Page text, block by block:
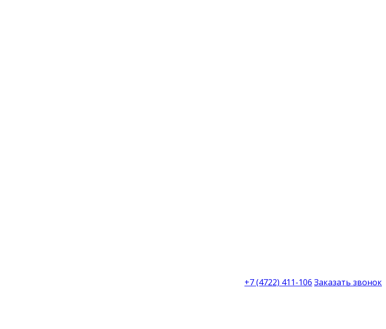
+7 (4722) 411-106 Заказать звонок